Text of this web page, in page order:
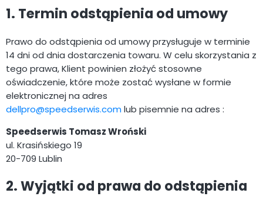
1. Termin odstąpienia od umowy
Prawo do odstąpienia od umowy przysługuje w terminie
14 dni od dnia dostarczenia towaru. W celu skorzystania z
tego prawa, Klient powinien złożyć stosowne
oświadczenie, które może zostać wysłane w formie
elektronicznej na adres
dellpro@speedserwis.comlub pisemnie na adres :
Speedserwis Tomasz Wroński
ul. Krasińskiego 19
20-709 Lublin
2. Wyjątki od prawa do odstąpienia